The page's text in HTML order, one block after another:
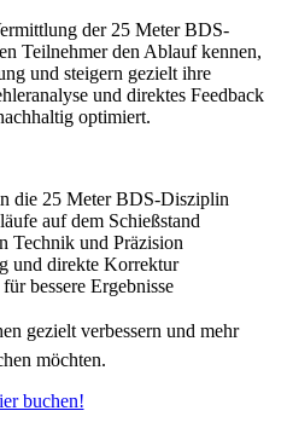
der 25 Meter BDS-
Teilnehmer den Ablauf kennen,
und steigern gezielt ihre
und direktes Feedback
optimiert.
die 25 Meter BDS-Disziplin
auf dem Schießstand
Technik und Präzision
und direkte Korrektur
bessere Ergebnisse
gezielt verbessern und mehr
möchten.
buchen!